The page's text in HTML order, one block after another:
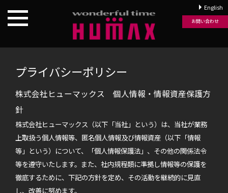
English
お問い合わせ
プライバシーポリシー
株式会社ヒューマックス 個人情報・情報資産保護方
針
株式会社ヒューマックス（以下「当社」という）は、当社が業務
上取扱う個人情報等、匿名個人情報及び情報資産（以下「情報
等」という）について、「個人情報保護法」、その他の関係法令
等を遵守いたします。また、社内規程類に準拠し情報等の保護を
徹底するために、下記の方針を定め、その活動を継続的に見直
し、改善に努めます。